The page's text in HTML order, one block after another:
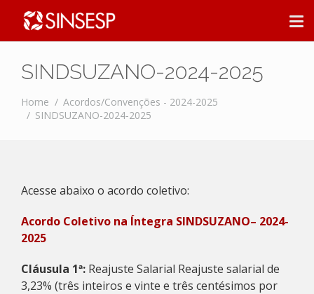
SINDSUZANO-2024-2025
Home
Acordos/Convenções - 2024-2025
SINDSUZANO-2024-2025
Acesse abaixo o acordo coletivo:
Acordo Coletivo na Íntegra SINDSUZANO– 2024-
2025
Cláusula 1ª: Reajuste Salarial Reajuste salarial de
3,23% (três inteiros e vinte e três centésimos por